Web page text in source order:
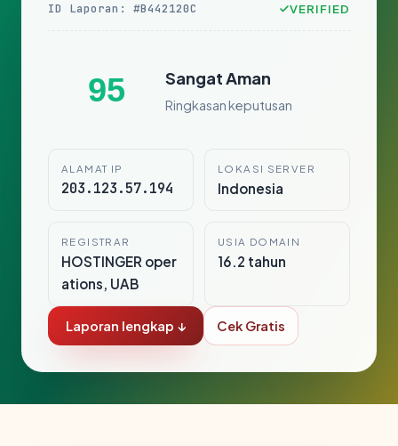
ID Laporan: #B442120C VERIFIED
95 Sangat Aman
Ringkasan keputusan
ALAMAT IP
203.123.57.194
LOKASI SERVER
Indonesia
REGISTRAR
HOSTINGER oper
ations, UAB
USIA DOMAIN
16.2 tahun
Laporan lengkap ↓ Cek Gratis